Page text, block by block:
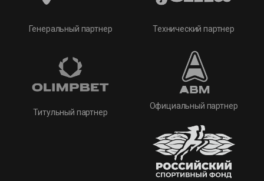
Генеральный партнер
Титульный партнер
Технический партнер
Официальный партнер